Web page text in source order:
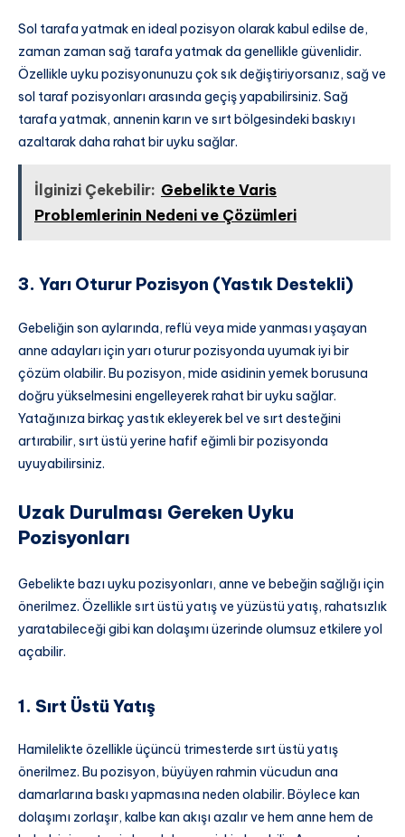
Sol tarafa yatmak en ideal pozisyon olarak kabul edilse de,
zaman zaman sağ tarafa yatmak da genellikle güvenlidir.
Özellikle uyku pozisyonunuzu çok sık değiştiriyorsanız, sağ ve
sol taraf pozisyonları arasında geçiş yapabilirsiniz. Sağ
tarafa yatmak, annenin karın ve sırt bölgesindeki baskıyı
azaltarak daha rahat bir uyku sağlar.
İlginizi Çekebilir: Gebelikte Varis
Problemlerinin Nedeni ve Çözümleri
3. Yarı Oturur Pozisyon (Yastık Destekli)
Gebeliğin son aylarında, reflü veya mide yanması yaşayan
anne adayları için yarı oturur pozisyonda uyumak iyi bir
çözüm olabilir. Bu pozisyon, mide asidinin yemek borusuna
doğru yükselmesini engelleyerek rahat bir uyku sağlar.
Yatağınıza birkaç yastık ekleyerek bel ve sırt desteğini
artırabilir, sırt üstü yerine hafif eğimli bir pozisyonda
uyuyabilirsiniz.
Uzak Durulması Gereken Uyku
Pozisyonları
Gebelikte bazı uyku pozisyonları, anne ve bebeğin sağlığı için
önerilmez. Özellikle sırt üstü yatış ve yüzüstü yatış, rahatsızlık
yaratabileceği gibi kan dolaşımı üzerinde olumsuz etkilere yol
açabilir.
1. Sırt Üstü Yatış
Hamilelikte özellikle üçüncü trimesterde sırt üstü yatış
önerilmez. Bu pozisyon, büyüyen rahmin vücudun ana
damarlarına baskı yapmasına neden olabilir. Böylece kan
dolaşımı zorlaşır, kalbe kan akışı azalır ve hem anne hem de